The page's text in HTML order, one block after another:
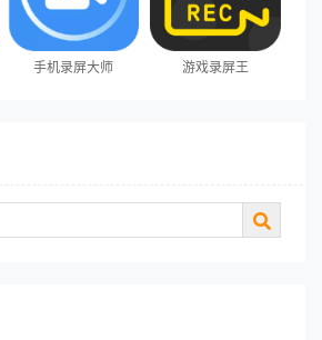
手机录屏大师 游戏录屏王